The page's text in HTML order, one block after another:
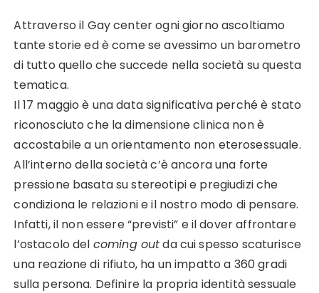
Attraverso il Gay center ogni giorno ascoltiamo
tante storie ed è come se avessimo un barometro
di tutto quello che succede nella società su questa
tematica.
Il 17 maggio è una data significativa perché è stato
riconosciuto che la dimensione clinica non è
accostabile a un orientamento non eterosessuale.
All’interno della società c’è ancora una forte
pressione basata su stereotipi e pregiudizi che
condiziona le relazioni e il nostro modo di pensare.
Infatti, il non essere “previsti” e il dover affrontare
l’ostacolo del coming outda cui spesso scaturisce
una reazione di rifiuto, ha un impatto a 360 gradi
sulla persona. Definire la propria identità sessuale